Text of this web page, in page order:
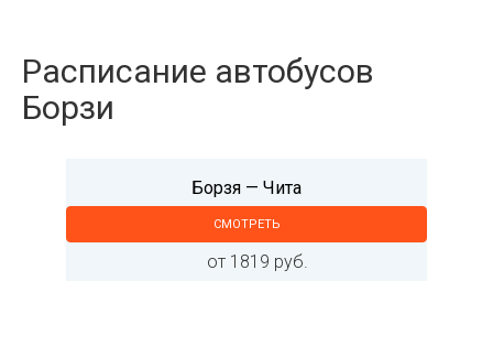
Расписание автобусов
Борзи
Борзя — Чита
СМОТРЕТЬ
от 1819 руб.